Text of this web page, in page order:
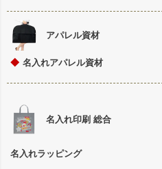
アパレル資材
◆ 名入れアパレル資材
名入れ印刷 総合
名入れラッピング